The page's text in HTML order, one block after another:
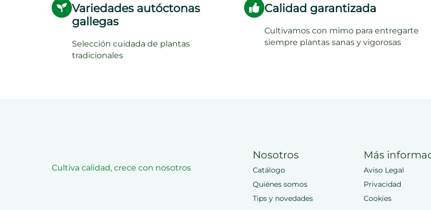
Variedades autóctonas
gallegas
Selección cuidada de plantas
tradicionales
Calidad garantizada
Cultivamos con mimo para entregarte
siempre plantas sanas y vigorosas
Cultiva calidad, crece con nosotros
Nosotros
Catálogo
Quiénes somos
Tips y novedades
Más
Aviso Legal
Privacidad
Cookies